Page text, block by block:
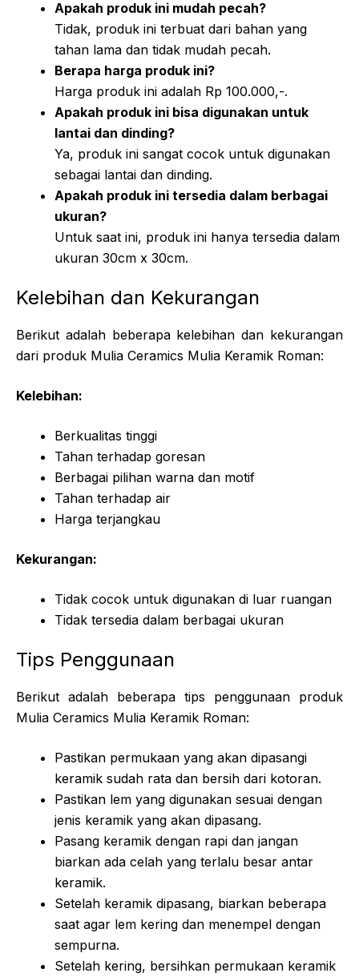
Apakah produk ini mudah pecah?
Tidak, produk ini terbuat dari bahan yang
tahan lama dan tidak mudah pecah.
Berapa harga produk ini?
Harga produk ini adalah Rp 100.000,-.
Apakah produk ini bisa digunakan untuk
lantai dan dinding?
Ya, produk ini sangat cocok untuk digunakan
sebagai lantai dan dinding.
Apakah produk ini tersedia dalam berbagai
ukuran?
Untuk saat ini, produk ini hanya tersedia dalam
ukuran 30cm x 30cm.
Kelebihan dan Kekurangan
Berikut adalah beberapa kelebihan dan kekurangan
dari produk Mulia Ceramics Mulia Keramik Roman:
Kelebihan:
Berkualitas tinggi
Tahan terhadap goresan
Berbagai pilihan warna dan motif
Tahan terhadap air
Harga terjangkau
Kekurangan:
Tidak cocok untuk digunakan di luar ruangan
Tidak tersedia dalam berbagai ukuran
Tips Penggunaan
Berikut adalah beberapa tips penggunaan produk
Mulia Ceramics Mulia Keramik Roman:
Pastikan permukaan yang akan dipasangi
keramik sudah rata dan bersih dari kotoran.
Pastikan lem yang digunakan sesuai dengan
jenis keramik yang akan dipasang.
Pasang keramik dengan rapi dan jangan
biarkan ada celah yang terlalu besar antar
keramik.
Setelah keramik dipasang, biarkan beberapa
saat agar lem kering dan menempel dengan
sempurna.
Setelah kering, bersihkan permukaan keramik